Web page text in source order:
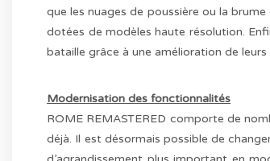
que les nuages de poussière ou la
dotées de modèles haute résolution.
bataille grâce à une amélioration de
Modernisation des fonctionnalités
ROME REMASTERED comporte de
déjà. Il est désormais possible de